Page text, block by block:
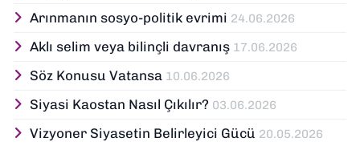
Arınmanın sosyo-politik evrimi 24.06.2026
Aklı selim veya bilinçli davranış 17.06.2026
Söz Konusu Vatansa 10.06.2026
Siyasi Kaostan Nasıl Çıkılır? 03.06.2026
Vizyoner Siyasetin Belirleyici Gücü 20.05.2026